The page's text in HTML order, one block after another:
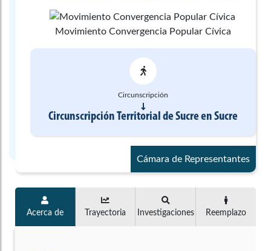
Movimiento Convergencia Popular Cívica
Circunscripción
Circunscripción Territorial de SucreenSucre
Cámara de Representantes
Acerca de Trayectoria Investigaciones Reemplazo